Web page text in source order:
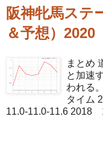
阪神牝馬ステ
＆予想）2020
まとめ
と加速
われる
タイム
11.0-11.0-11.6 2018